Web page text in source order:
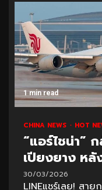
1 min read
CHINA NEWS HOT
“แอร์ไชน่า”
เปียงยาง ห
30/03/2026
LINEแชร์เลย! สา